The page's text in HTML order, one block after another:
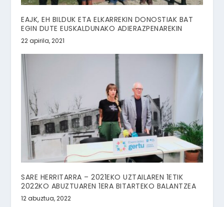
EAJK, EH BILDUK ETA ELKARREKIN DONOSTIAK BAT
EGIN DUTE EUSKALDUNAKO ADIERAZPENAREKIN
22 apirila, 2021
SARE HERRITARRA – 2021EKO UZTAILAREN 1ETIK
2022KO ABUZTUAREN 1ERA BITARTEKO BALANTZEA
12 abuztua, 2022